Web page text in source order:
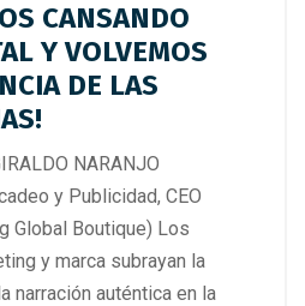
CANSANDO
Y VOLVEMOS
DE LAS
NARANJO
y Publicidad, CEO
Global Boutique) Los
y marca subrayan la
narración auténtica en la